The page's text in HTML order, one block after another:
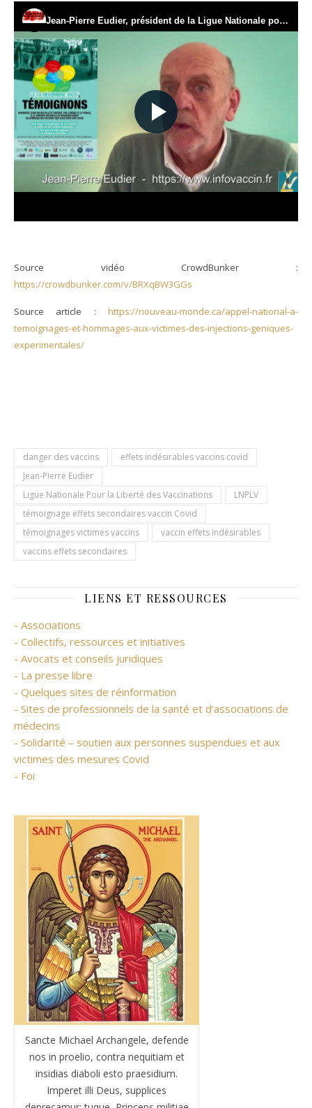
Source vidéo CrowdBunker :
https://crowdbunker.com/v/BRXqBW3GGs
Source article : https://nouveau-monde.ca/appel-national-a-
temoignages-et-hommages-aux-victimes-des-injections-geniques-
experimentales/
danger des vaccins
effets indésirables vaccins covid
Jean-Pierre Eudier
Ligue Nationale Pour la Liberté des Vaccinations
LNPLV
témoignage effets secondaires vaccin Covid
témoignages victimes vaccins
vaccin effets indésirables
vaccins effets secondaires
LIENS ET RESSOURCES
- Associations
- Collectifs, ressources et initiatives
- Avocats et conseils juridiques
- La presse libre
- Quelques sites de réinformation
- Sites de professionnels de la santé et d’associations de
médecins
- Solidarité – soutien aux personnes suspendues et aux
victimes des mesures Covid
- Foi
Sancte Michael Archangele, defende
nos in proelio, contra nequitiam et
insidias diaboli esto praesidium.
Imperet illi Deus, supplices